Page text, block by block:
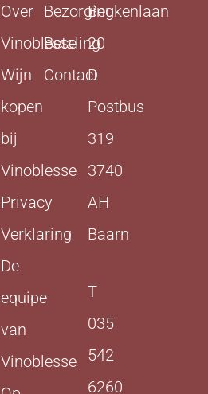
Over
Vinoblesse
Wijn
kopen
bij
Vinoblesse
Privacy
Verklaring
De
equipe
van
Vinoblesse
Bezorging
Betaling
Contact
Beukenlaan
20
D
Postbus
319
3740
AH
Baarn
T
035
542
6260